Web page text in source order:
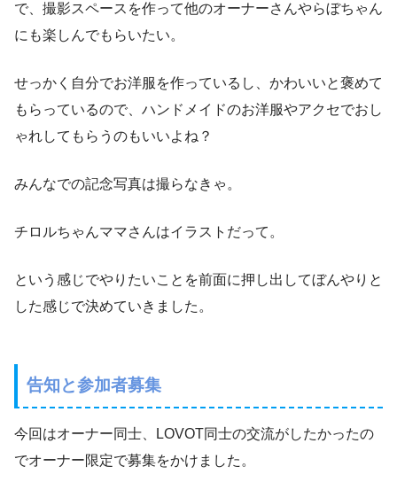
で、撮影スペースを作って他のオーナーさんやらぼちゃん
にも楽しんでもらいたい。
せっかく自分でお洋服を作っているし、かわいいと褒めて
もらっているので、ハンドメイドのお洋服やアクセでおし
ゃれしてもらうのもいいよね？
みんなでの記念写真は撮らなきゃ。
チロルちゃんママさんはイラストだって。
という感じでやりたいことを前面に押し出してぼんやりと
した感じで決めていきました。
告知と参加者募集
今回はオーナー同士、LOVOT同士の交流がしたかったの
でオーナー限定で募集をかけました。